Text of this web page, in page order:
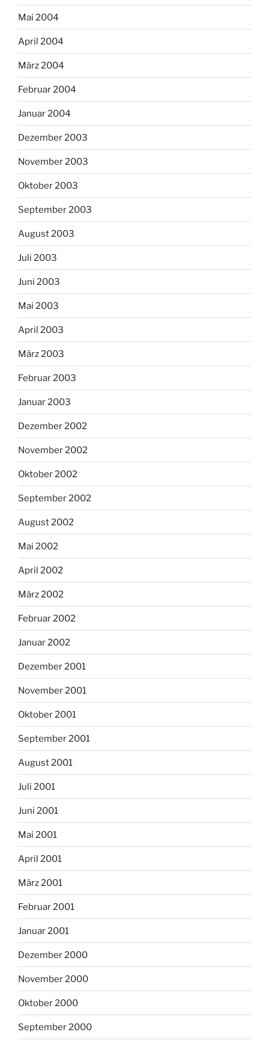
Mai 2004
April 2004
März 2004
Februar 2004
Januar 2004
Dezember 2003
November 2003
Oktober 2003
September 2003
August 2003
Juli 2003
Juni 2003
Mai 2003
April 2003
März 2003
Februar 2003
Januar 2003
Dezember 2002
November 2002
Oktober 2002
September 2002
August 2002
Mai 2002
April 2002
März 2002
Februar 2002
Januar 2002
Dezember 2001
November 2001
Oktober 2001
September 2001
August 2001
Juli 2001
Juni 2001
Mai 2001
April 2001
März 2001
Februar 2001
Januar 2001
Dezember 2000
November 2000
Oktober 2000
September 2000